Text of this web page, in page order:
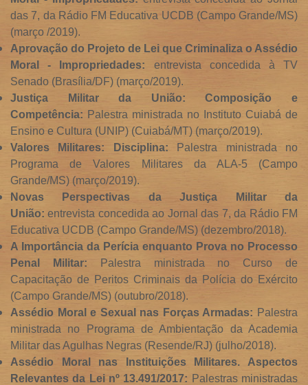
das 7, da Rádio FM Educativa UCDB (Campo Grande/MS)
(março /2019).
Aprovação do Projeto de Lei que Criminaliza o Assédio
Moral - Impropriedades: entrevista concedida à TV
Senado (Brasília/DF) (março/2019).
Justiça Militar da União: Composição e
Competência: Palestra ministrada no Instituto Cuiabá de
Ensino e Cultura (UNIP) (Cuiabá/MT) (março/2019).
Valores Militares: Disciplina:
Palestra ministrada no
Programa de Valores Militares da ALA-5 (Campo
Grande/MS) (março/2019).
Novas Perspectivas da Justiça Militar da
União:entrevista concedida ao Jornal das 7, da Rádio FM
Educativa UCDB (Campo Grande/MS) (dezembro/2018).
A Importância da Perícia enquanto Prova no Processo
Penal Militar: Palestra ministrada no Curso de
Capacitação de Peritos Criminais da Polícia do Exército
(Campo Grande/MS) (outubro/2018).
Assédio Moral e Sexual nas Forças Armadas: Palestra
ministrada no Programa de Ambientação da Academia
Militar das Agulhas Negras (Resende/RJ) (julho/2018).
Assédio Moral nas Instituições Militares. Aspectos
Relevantes da Lei nº 13.491/2017: Palestras ministradas